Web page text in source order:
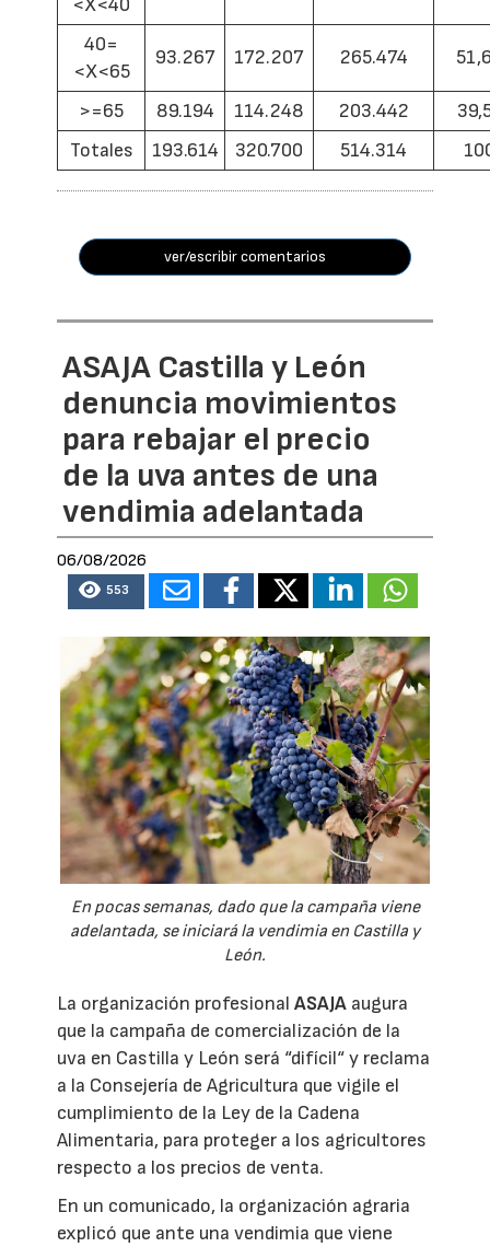
<X<40
40=
<X<65
93.267 172.207 265.474
>=65 89.194 114.248 203.442
Totales
193.614 320.700 514.314
ver/escribir comentarios
ASAJA Castilla y León
denuncia movimientos
para rebajar el precio
de la uva antes de una
vendimia adelantada
06/08/2026
553
En pocas semanas, dado que la campaña viene
adelantada, se iniciará la vendimia en Castilla y
León.
La organización profesionalASAJA augura
que la campaña de comercialización de la
uva en Castilla y León será “difícil“ y reclama
a la Consejería de Agricultura que vigile el
cumplimiento de la Ley de la Cadena
Alimentaria, para proteger a los agricultores
respecto a los precios de venta.
En un comunicado, la organización agraria
explicó que ante una vendimia que viene